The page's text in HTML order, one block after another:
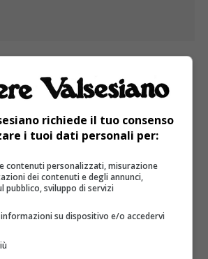
2 giorni fa
del patrimonio rurale
in piazza a Varallo Gran Galà Lirico
Master Gessi Summer Excellence 2026
richiede il tuo consenso
i tuoi dati personali per:
contenuti personalizzati, misurazione
dei contenuti e degli annunci,
pubblico, sviluppo di servizi
su dispositivo e/o accedervi